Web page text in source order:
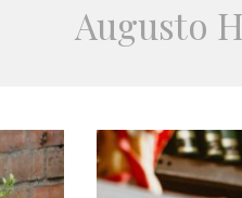
Augusto